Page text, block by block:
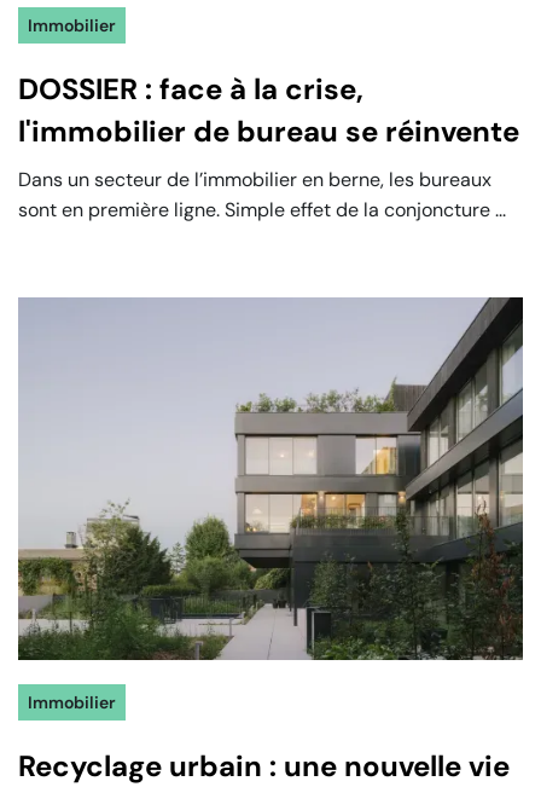
Immobilier
DOSSIER : face à la crise,
l'immobilier de bureau se réinvente
‍Dans un secteur de l’immobilier en berne, les bureaux
sont en première ligne. Simple effet de la conjoncture ...
Immobilier
Recyclage urbain : une nouvelle vie